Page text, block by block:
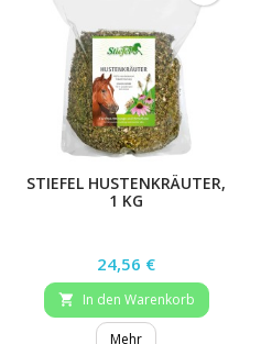
STIEFEL HUSTENKRÄUTER,
1 KG
Preis
24,56 €
 In den Warenkorb
Mehr